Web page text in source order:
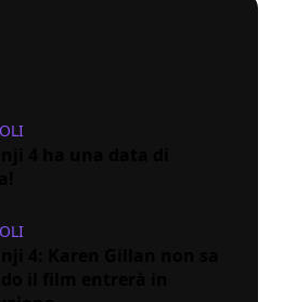
4 ha una data di
4: Karen Gillan non sa
il film entrerà in